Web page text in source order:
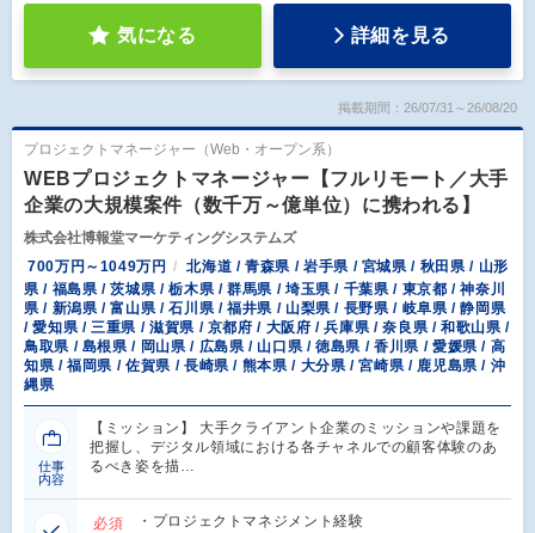
気になる 詳細を見る
掲載期間：26/07/31～26/08/20
プロジェクトマネージャー（Web・オープン系）
WEBプロジェクトマネージャー【フルリモート／大手
企業の大規模案件（数千万～億単位）に携われる】
株式会社博報堂マーケティングシステムズ
700万円～1049万円
北海道 / 青森県 / 岩手県 / 宮城県 / 秋田県 / 山形
県 / 福島県 / 茨城県 / 栃木県 / 群馬県 / 埼玉県 / 千葉県 / 東京都 / 神奈川
県 / 新潟県 / 富山県 / 石川県 / 福井県 / 山梨県 / 長野県 / 岐阜県 / 静岡県
/ 愛知県 / 三重県 / 滋賀県 / 京都府 / 大阪府 / 兵庫県 / 奈良県 / 和歌山県 /
鳥取県 / 島根県 / 岡山県 / 広島県 / 山口県 / 徳島県 / 香川県 / 愛媛県 / 高
知県 / 福岡県 / 佐賀県 / 長崎県 / 熊本県 / 大分県 / 宮崎県 / 鹿児島県 / 沖
縄県
仕事
内容
【ミッション】 大手クライアント企業のミッションや課題を
把握し、デジタル領域における各チャネルでの顧客体験のあ
るべき姿を描…
必須 ・プロジェクトマネジメント経験